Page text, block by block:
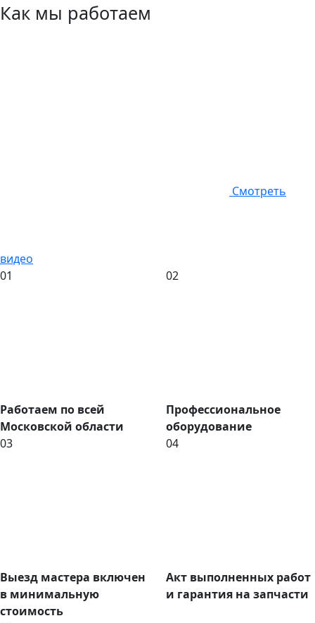
Как мы работаем
Смотреть
видео
01
Работаем по всей
Московской области
02
Профессиональное
оборудование
03
Выезд мастера включен
в минимальную
стоимость
04
Акт выполненных работ
и гарантия на запчасти